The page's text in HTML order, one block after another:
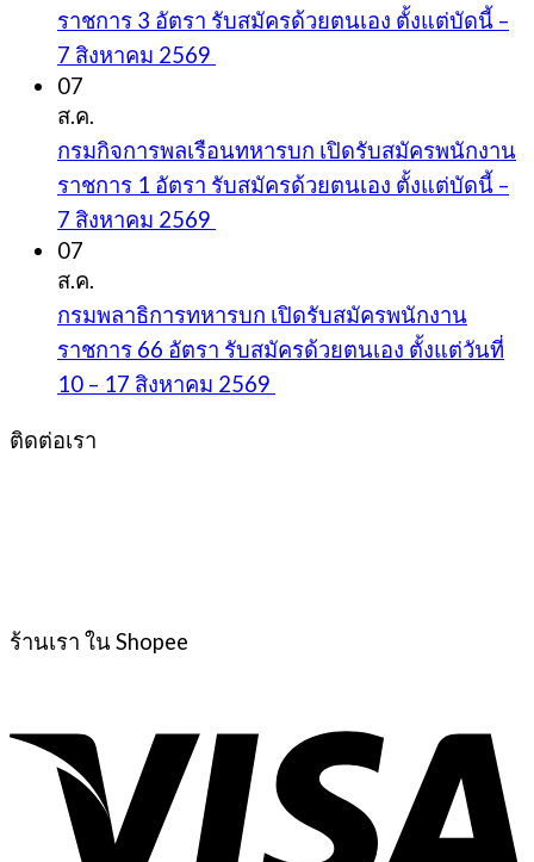
ราชการ 3 อัตรา รับสมัครด้วยตนเอง ตั้งแต่บัดนี้ –
7 สิงหาคม 2569
07
ส.ค.
กรมกิจการพลเรือนทหารบก เปิดรับสมัครพนักงาน
ราชการ 1 อัตรา รับสมัครด้วยตนเอง ตั้งแต่บัดนี้ –
7 สิงหาคม 2569
07
ส.ค.
กรมพลาธิการทหารบก เปิดรับสมัครพนักงาน
ราชการ 66 อัตรา รับสมัครด้วยตนเอง ตั้งแต่วันที่
10 – 17 สิงหาคม 2569
ติดต่อเรา
ร้านเรา ใน Shopee